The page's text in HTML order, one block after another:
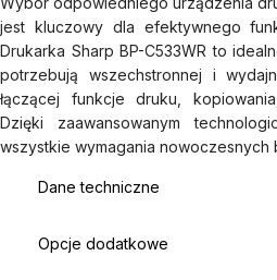
Dane techniczne
Opcje dodatkowe
jest kluczowy dla efektywnego
Drukarka Sharp BP-C533WR to
potrzebują wszechstronnej i
łączącej funkcje druku,
Dzięki zaawansowanym
wszystkie wymagania nowoczesnych